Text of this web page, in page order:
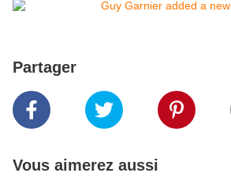
Partager
Vous aimerez aussi